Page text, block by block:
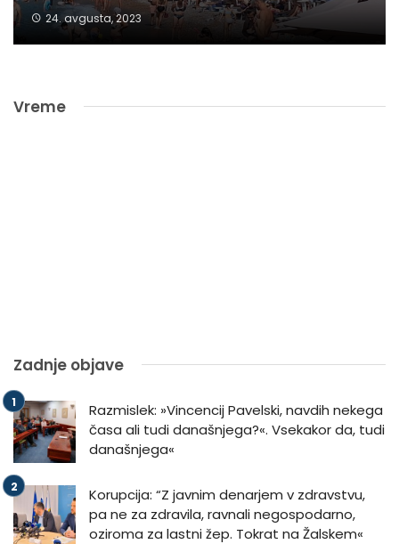
24. avgusta, 2023
Vreme
Zadnje objave
Razmislek: »Vincencij Pavelski, navdih nekega
časa ali tudi današnjega?«. Vsekakor da, tudi
današnjega«
Korupcija: “Z javnim denarjem v zdravstvu,
pa ne za zdravila, ravnali negospodarno,
oziroma za lastni žep. Tokrat na Žalskem«